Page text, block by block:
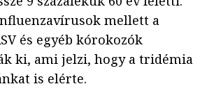
mellett a
és egyéb kórokozók
ki, ami jelzi, hogy a tridémia
is elérte.